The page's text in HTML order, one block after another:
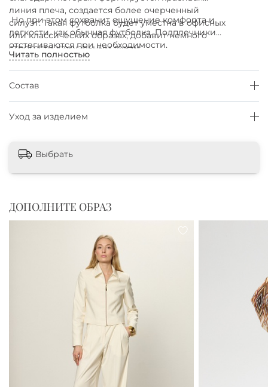
линия плеча, создается более очерченный
силуэт. Такая футболка будет уместна в офисных
или классических образах, добавит немного
строгости кэжуальным лукам.
Но при этом сохранит ощущение комфорта и
легкости, как обычная футболка. Подплечники
отстегиваются при необходимости.
Читать полностью
Состав
Уход за изделием
Выбрать
ДОПОЛНИТЕ ОБРАЗ